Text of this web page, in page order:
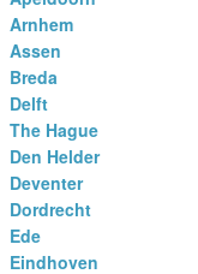
Arnhem
Assen
Breda
Delft
The Hague
Den Helder
Deventer
Dordrecht
Ede
Eindhoven